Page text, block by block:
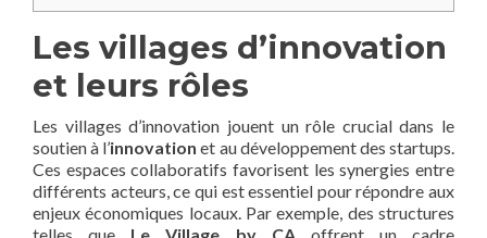
Les villages d’innovation
et leurs rôles
Les villages d’innovation jouent un rôle crucial dans le
soutien à l’innovation et au développement des startups.
Ces espaces collaboratifs favorisent les synergies entre
différents acteurs, ce qui est essentiel pour répondre aux
enjeux économiques locaux. Par exemple, des structures